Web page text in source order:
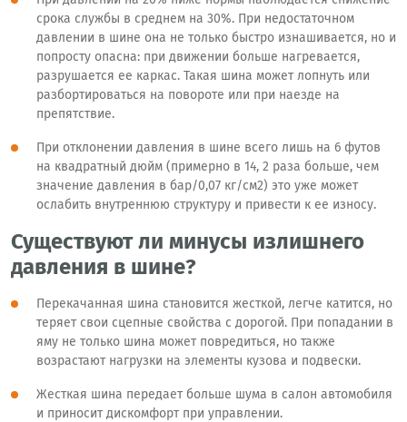
срока службы в среднем на 30%. При недостаточном
давлении в шине она не только быстро изнашивается, но и
попросту опасна: при движении больше нагревается,
разрушается ее каркас. Такая шина может лопнуть или
разбортироваться на повороте или при наезде на
препятствие.
При отклонении давления в шине всего лишь на 6 футов
на квадратный дюйм (примерно в 14, 2 раза больше, чем
значение давления в бар/0,07 кг/см2) это уже может
ослабить внутреннюю структуру и привести к ее износу.
Существуют ли минусы излишнего
давления в шине?
Перекачанная шина становится жесткой, легче катится, но
теряет свои сцепные свойства с дорогой. При попадании в
яму не только шина может повредиться, но также
возрастают нагрузки на элементы кузова и подвески.
Жесткая шина передает больше шума в салон автомобиля
и приносит дискомфорт при управлении.